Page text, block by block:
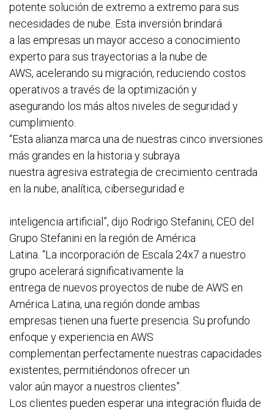
potente solución de extremo a extremo para sus
necesidades de nube. Esta inversión brindará
a las empresas un mayor acceso a conocimiento
experto para sus trayectorias a la nube de
AWS, acelerando su migración, reduciendo costos
operativos a través de la optimización y
asegurando los más altos niveles de seguridad y
cumplimiento.
“Esta alianza marca una de nuestras cinco inversiones
más grandes en la historia y subraya
nuestra agresiva estrategia de crecimiento centrada
en la nube, analítica, ciberseguridad e
inteligencia artificial”, dijo Rodrigo Stefanini, CEO del
Grupo Stefanini en la región de América
Latina. “La incorporación de Escala 24x7 a nuestro
grupo acelerará significativamente la
entrega de nuevos proyectos de nube de AWS en
América Latina, una región donde ambas
empresas tienen una fuerte presencia. Su profundo
enfoque y experiencia en AWS
complementan perfectamente nuestras capacidades
existentes, permitiéndonos ofrecer un
valor aún mayor a nuestros clientes”.
Los clientes pueden esperar una integración fluida de